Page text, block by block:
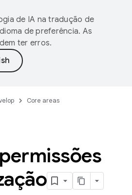
de IA na tradução de
de preferência. As
ter erros.
Core areas